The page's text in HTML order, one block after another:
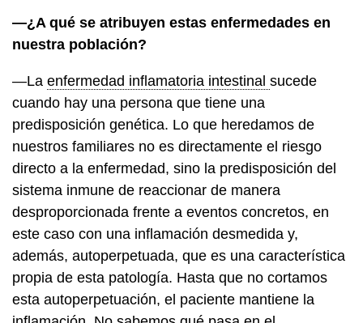
—¿A qué se atribuyen estas enfermedades en
nuestra población?
—La enfermedad inflamatoria intestinal sucede
cuando hay una persona que tiene una
predisposición genética. Lo que heredamos de
nuestros familiares no es directamente el riesgo
directo a la enfermedad, sino la predisposición del
sistema inmune de reaccionar de manera
desproporcionada frente a eventos concretos, en
este caso con una inflamación desmedida y,
además, autoperpetuada, que es una característica
propia de esta patología. Hasta que no cortamos
esta autoperpetuación, el paciente mantiene la